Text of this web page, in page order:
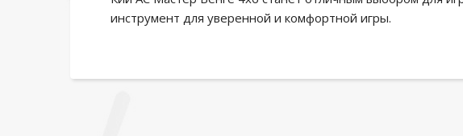
инструмент для уверенной и комфортной игры.